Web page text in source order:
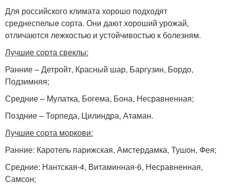
Для российского климата хорошо подходят
среднеспелые сорта. Они дают хороший урожай,
отличаются лежкостью и устойчивостью к болезням.
Лучшие сорта свеклы:
Ранние – Детройт, Красный шар, Баргузин, Бордо,
Подзимняя;
Средние – Мулатка, Богема, Бона, Несравненная;
Поздние – Торпеда, Цилиндра, Атаман.
Лучшие сорта моркови:
Ранние: Каротель парижская, Амстердамка, Тушон, Фея;
Средние: Нантская-4, Витаминная-6, Несравненная,
Самсон;